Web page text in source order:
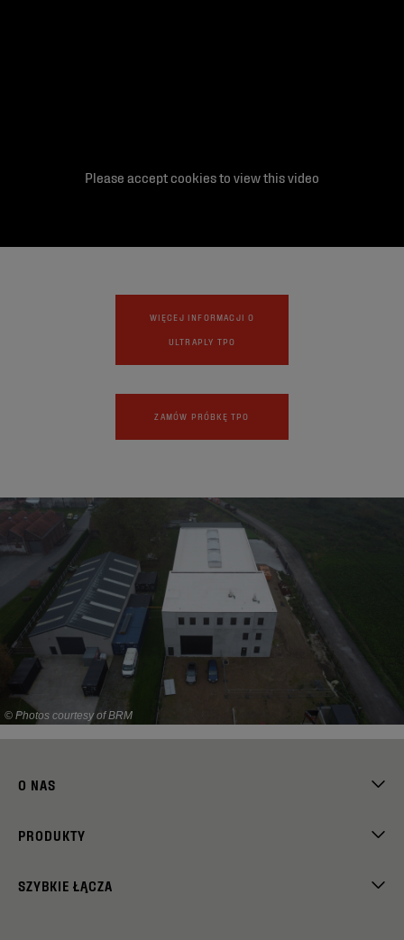
Please accept cookies to view this video
WIĘCEJ INFORMACJI O
ULTRAPLY TPO
ZAMÓW PRÓBKĘ TPO
© Photos courtesy of BRM
O NAS
PRODUKTY
SZYBKIE ŁĄCZA